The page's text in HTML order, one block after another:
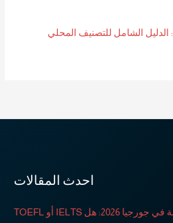
ترتيب الجامعات الجورجية 2026: الدليل الشامل للتصنيف المحلي
احدث المقالات
شروط اللغة الإنجليزية للدراسة في جورجيا 2026: هل IELTS أو TOEFL